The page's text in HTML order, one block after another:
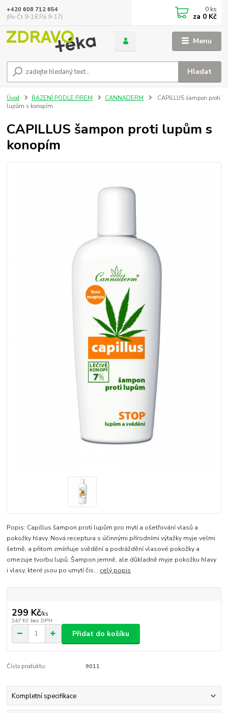
Menu
Hledat
+420 608 712 654
(Po-Čt 9-18,Pá 9-17)
0 ks
za 0 Kč
Úvod ŘAZENÍ PODLE FIREM CANNADERM
CAPILLUS šampon proti
lupům s konopím
CAPILLUS šampon proti lupům s
konopím
Popis: Capillus šampon proti lupům pro mytí a ošetřování vlasů a
pokožky hlavy. Nová receptura s účinnými přírodními výtažky myje velmi
šetrně, a přitom zmírňuje svědění a podráždění vlasové pokožky a
omezuje tvorbu lupů. Šampon jemně, ale důkladně myje pokožku hlavy
i vlasy, které jsou po umytí čis... celý popis
299 Kč/ks
247 Kč bez DPH
Přidat do košíku
Číslo produktu: 9011
Kompletní specifikace